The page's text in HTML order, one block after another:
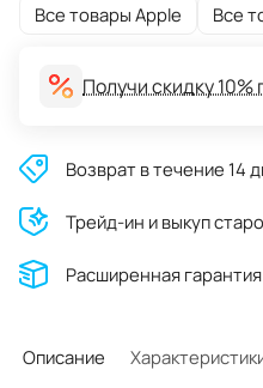
Все товары Apple Все
Получи скидку
Возврат в течение 14
Трейд-ин и выкуп
Расширенная
Описание